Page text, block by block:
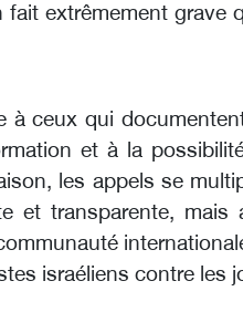
extrêmement grave
à ceux qui
et à la
les appels se
et transparente,
israéliens contre les